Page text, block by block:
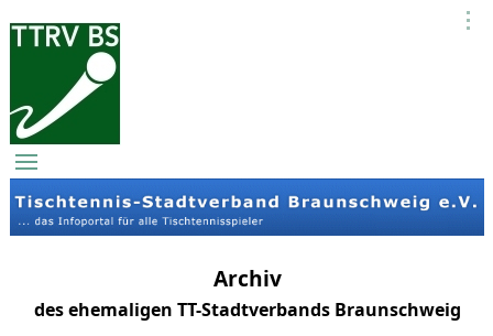
Archiv
des ehemaligen TT-Stadtverbands Braunschweig